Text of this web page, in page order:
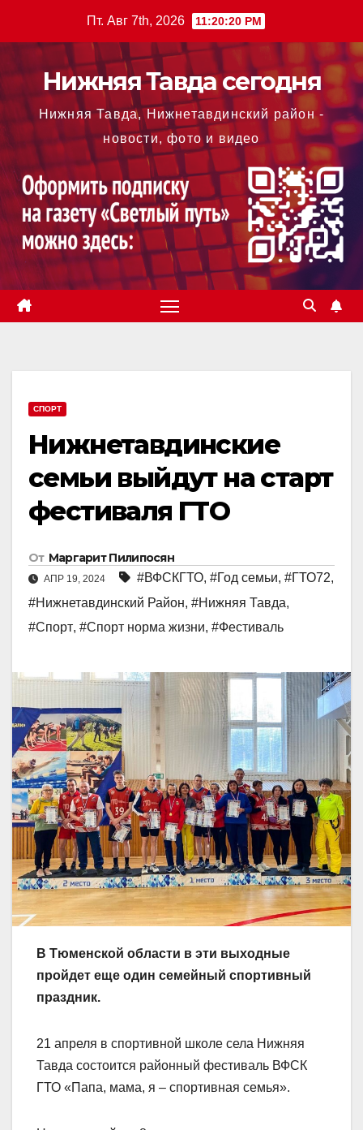
содержимому
Пт. Авг 7th, 2026 11:20:21 PM
Нижняя Тавда сегодня
Нижняя Тавда, Нижнетавдинский район -
новости, фото и видео
СПОРТ
Нижнетавдинские
семьи выйдут на старт
фестиваля ГТО
От Маргарит Пилипосян
АПР 19, 2024 #ВФСКГТО, #Год семьи, #ГТО72,
#Нижнетавдинский Район, #Нижняя Тавда,
#Спорт, #Спорт норма жизни, #Фестиваль
В Тюменской области в эти выходные
пройдет еще один семейный спортивный
праздник.
21 апреля в спортивной школе села Нижняя
Тавда состоится районный фестиваль ВФСК
ГТО «Папа, мама, я – спортивная семья».